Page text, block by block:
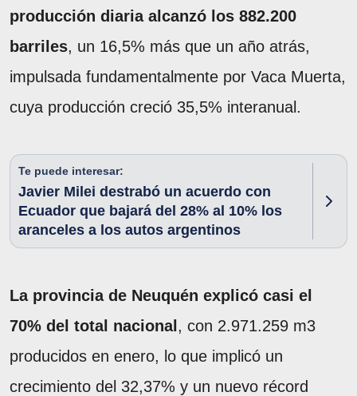
producción diaria alcanzó los 882.200
barriles, un 16,5% más que un año atrás,
impulsada fundamentalmente por Vaca Muerta,
cuya producción creció 35,5% interanual.
Te puede interesar:
Javier Milei destrabó un acuerdo con
Ecuador que bajará del 28% al 10% los
aranceles a los autos argentinos
La provincia de Neuquén explicó casi el
70% del total nacional , con 2.971.259 m3
producidos en enero, lo que implicó un
crecimiento del 32,37% y un nuevo récord